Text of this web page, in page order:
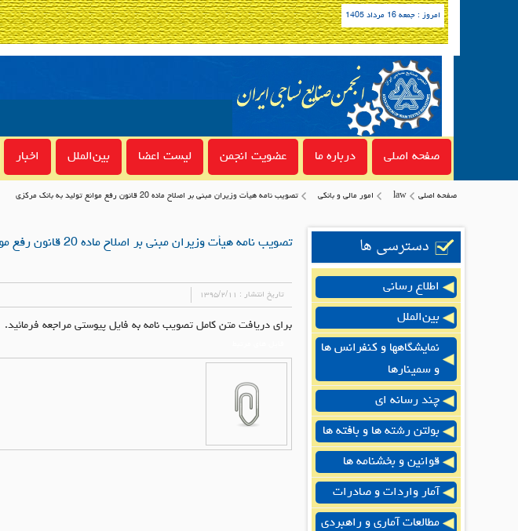
امروز : جمعه 16 مرداد 1405
صفحه اصلی درباره ما عضویت انجمن لیست اعضا بین‌الملل اخبار
صفحه اصلی law امور مالی و بانکی تصویب نامه هیأت وزیران مبنی بر اصلاح ماده 20 قانون رفع موانع تولید به بانک مرکزی
دسترسی ها
اطلاع رسانی
بین‌الملل
نمایشگاهها و کنفرانس ها
و سمینارها
چند رسانه ای
بولتن رشته ها و بافته ها
قوانین و بخشنامه ها
آمار واردات و صادرات
مطالعات آماری و راهبردی
تصویب نامه هیأت وزیران مبنی بر اصلاح ماده 20 قانون رفع موانع تولید به بانک مرکزی
تاریخ انتشار : ۱۳۹۵/۲/۱۱
برای دریافت متن کامل تصویب نامه به فایل پیوستی مراجعه فرمائید.